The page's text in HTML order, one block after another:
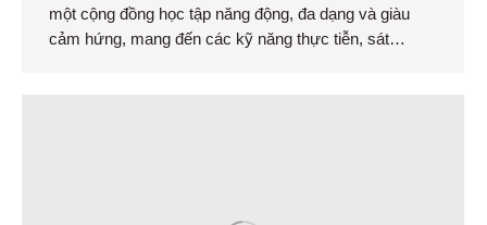
một cộng đồng học tập năng động, đa dạng và giàu
cảm hứng, mang đến các kỹ năng thực tiễn, sát…